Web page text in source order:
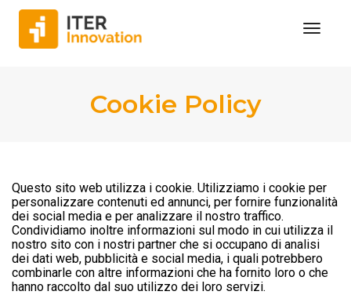
Cookie Policy
Questo sito web utilizza i cookie. Utilizziamo i cookie per
personalizzare contenuti ed annunci, per fornire funzionalità
dei social media e per analizzare il nostro traffico.
Condividiamo inoltre informazioni sul modo in cui utilizza il
nostro sito con i nostri partner che si occupano di analisi
dei dati web, pubblicità e social media, i quali potrebbero
combinarle con altre informazioni che ha fornito loro o che
hanno raccolto dal suo utilizzo dei loro servizi.